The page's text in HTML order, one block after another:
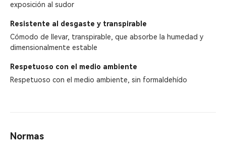
exposición al sudor
Resistente al desgaste y transpirable
Cómodo de llevar, transpirable, que absorbe la humedad y
dimensionalmente estable
Respetuoso con el medio ambiente
Respetuoso con el medio ambiente, sin formaldehído
Normas